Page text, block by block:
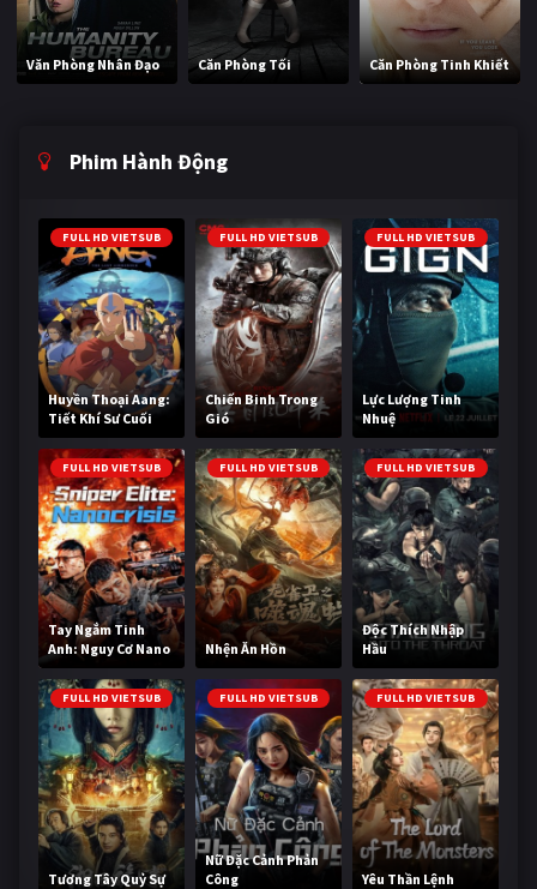
Văn Phòng Nhân Đạo Căn Phòng Tối Căn Phòng Tinh Khiết
Phim Hành Động
FULL HD VIETSUB
Huyền Thoại Aang:
Tiết Khí Sư Cuối
Cùng
FULL HD VIETSUB
Chiến Binh Trong
Gió
FULL HD VIETSUB
Lực Lượng Tinh
Nhuệ
FULL HD VIETSUB
Tay Ngắm Tinh
Anh: Nguy Cơ Nano
FULL HD VIETSUB
Nhện Ăn Hồn
FULL HD VIETSUB
Độc Thích Nhập
Hầu
FULL HD VIETSUB
Tương Tây Quỷ Sự
FULL HD VIETSUB
Nữ Đặc Cảnh Phản
Công
FULL HD VIETSUB
Yêu Thần Lệnh